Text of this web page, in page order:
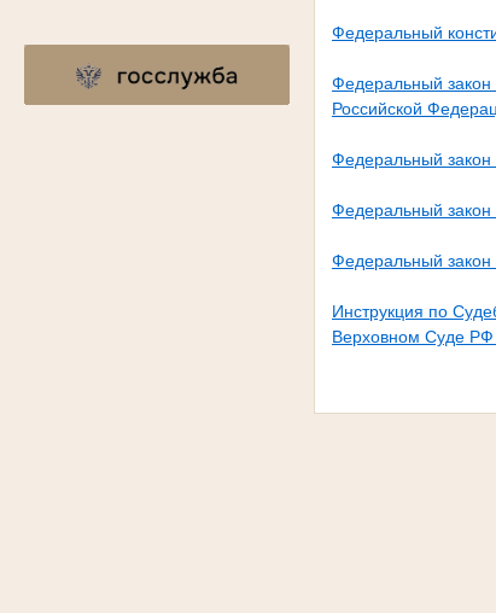
Федеральный
Федеральный
Российской
Федеральный
Федеральный
Федеральный
Инструкция по
Верховном Суде